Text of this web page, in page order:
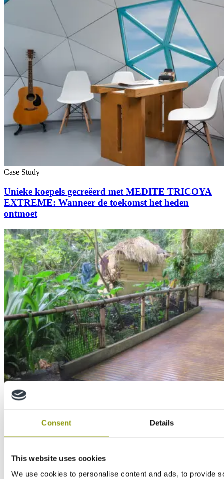
Consent Details
This website uses cookies
We use cookies to personalise content and ads, to provide
Case Study
Unieke koepels gecreëerd met MEDITE TRICOYA
EXTREME: Wanneer de toekomst het heden
ontmoet
Slipvaste vlonder van MEDITE TRICOYA